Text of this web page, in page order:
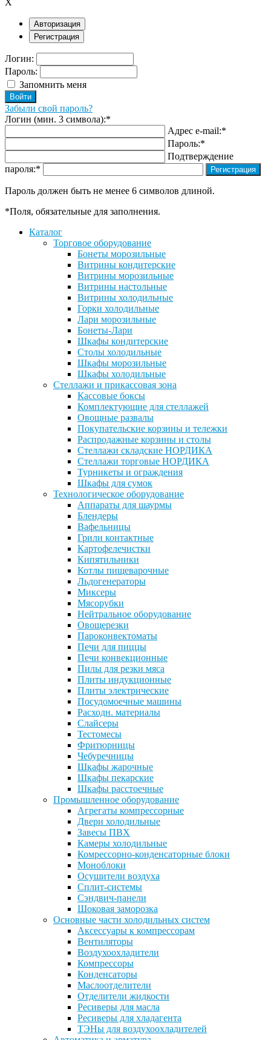
X
Авторизация
Регистрация
Логин:
Пароль:
Запомнить меня
Забыли свой пароль?
Логин (мин. 3 символа):*
Адрес e-mail:*
Пароль:*
Подтверждение
пароля:*
Пароль должен быть не менее 6 символов длиной.
*Поля, обязательные для заполнения.
Каталог
Торговое оборудование
Бонеты морозильные
Витрины кондитерские
Витрины морозильные
Витрины настольные
Витрины холодильные
Горки холодильные
Лари морозильные
Бонеты-Лари
Шкафы кондитерские
Столы холодильные
Шкафы морозильные
Шкафы холодильные
Стеллажи и прикассовая зона
Кассовые боксы
Комплектующие для стеллажей
Овощные развалы
Покупательские корзины и тележки
Распродажные корзины и столы
Стеллажи складские НОРДИКА
Стеллажи торговые НОРДИКА
Турникеты и ограждения
Шкафы для сумок
Технологическое оборудование
Аппараты для шаурмы
Блендеры
Вафельницы
Грили контактные
Картофелечистки
Кипятильники
Котлы пищеварочные
Льдогенераторы
Миксеры
Мясорубки
Нейтральное оборудование
Овощерезки
Пароконвектоматы
Печи для пиццы
Печи конвекционные
Пилы для резки мяса
Плиты индукционные
Плиты электрические
Посудомоечные машины
Расходн. материалы
Слайсеры
Тестомесы
Фритюрницы
Чебуречницы
Шкафы жарочные
Шкафы пекарские
Шкафы расстоечные
Промышленное оборудование
Агрегаты компрессорные
Двери холодильные
Завесы ПВХ
Камеры холодильные
Комрессорно-конденсаторные блоки
Моноблоки
Осушители воздуха
Сплит-системы
Сэндвич-панели
Шоковая заморозка
Основные части холодильных систем
Аксессуары к компрессорам
Вентиляторы
Воздухоохладители
Компрессоры
Конденсаторы
Маслоотделители
Отделители жидкости
Ресиверы для масла
Ресиверы для хладагента
ТЭНы для воздухоохладителей